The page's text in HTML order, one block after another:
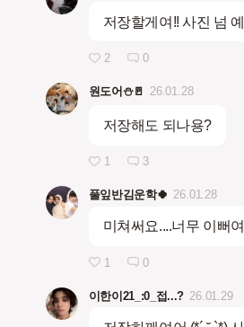
저장할게여!! 사진 넘
2 0
원도어⛄🚪 26.01.28
저장해도 되나용?
1 3
풀잎반김운학🍀 26.01.28
미쳐써요....너무 이뻐여
1 0
이한이21_:0_접...? 26.01.29